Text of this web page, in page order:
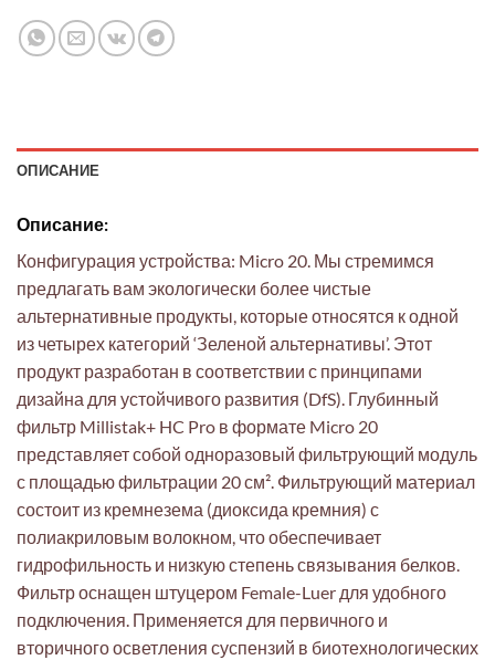
ОПИСАНИЕ
Описание:
Конфигурация устройства: Micro 20. Мы стремимся
предлагать вам экологически более чистые
альтернативные продукты, которые относятся к одной
из четырех категорий ‘Зеленой альтернативы’. Этот
продукт разработан в соответствии с принципами
дизайна для устойчивого развития (DfS). Глубинный
фильтр Millistak+ HC Pro в формате Micro 20
представляет собой одноразовый фильтрующий модуль
с площадью фильтрации 20 см². Фильтрующий материал
состоит из кремнезема (диоксида кремния) с
полиакриловым волокном, что обеспечивает
гидрофильность и низкую степень связывания белков.
Фильтр оснащен штуцером Female-Luer для удобного
подключения. Применяется для первичного и
вторичного осветления суспензий в биотехнологических